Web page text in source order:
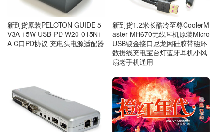
新到货原装PELOTON GUIDE 5
V3A 15W USB-PD W20-015N1
A C口PD协议 充电头电源适配器
新到货1.2米长酷冷至尊CoolerM
aster MH670无线耳机原装Micro
USB镀金接口尼龙网硅胶带磁环
数据线充电宝台灯蓝牙耳机小风
扇老手机通用